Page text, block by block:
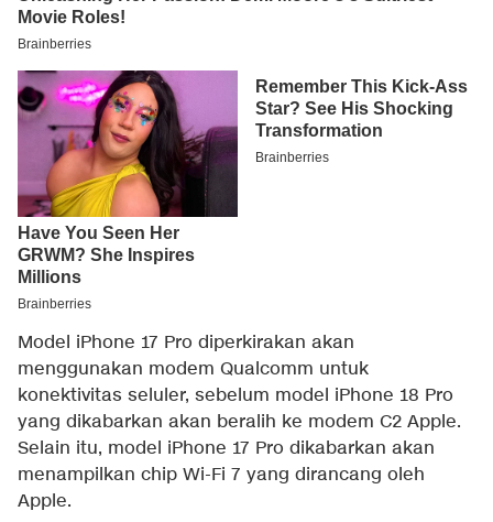
Model iPhone 17 Pro diperkirakan akan
menggunakan modem Qualcomm untuk
konektivitas seluler, sebelum model iPhone 18 Pro
yang dikabarkan akan beralih ke modem C2 Apple.
Selain itu, model iPhone 17 Pro dikabarkan akan
menampilkan chip Wi-Fi 7 yang dirancang oleh
Apple.